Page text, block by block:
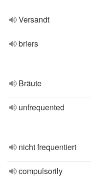
Versandt
briers
Bräute
unfrequented
nicht frequentiert
compulsorily